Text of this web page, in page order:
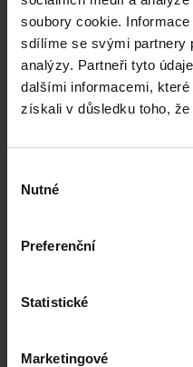
soubory cookie.
sdílíme se svými partnery
analýzy. Partneři tyto
dalšími informacemi,
získali v důsledku toho,
souhlasu
Nutné
Preferenční
Statistické
Marketingové
R****
B****
500 Kč
P****
Š****
100 Kč
T****
Výsledky těžby